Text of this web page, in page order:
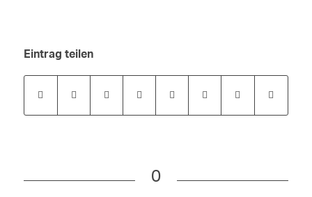
Eintrag teilen
0